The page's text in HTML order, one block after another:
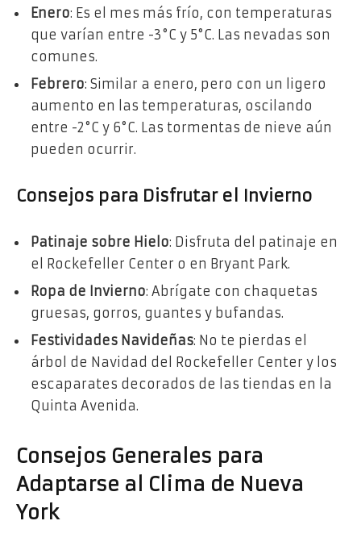
Enero: Es el mes más frío, con temperaturas
que varían entre -3°C y 5°C. Las nevadas son
comunes.
Febrero: Similar a enero, pero con un ligero
aumento en las temperaturas, oscilando
entre -2°C y 6°C. Las tormentas de nieve aún
pueden ocurrir.
Consejos para Disfrutar el Invierno
Patinaje sobre Hielo: Disfruta del patinaje en
el Rockefeller Center o en Bryant Park.
Ropa de Invierno: Abrígate con chaquetas
gruesas, gorros, guantes y bufandas.
Festividades Navideñas: No te pierdas el
árbol de Navidad del Rockefeller Center y los
escaparates decorados de las tiendas en la
Quinta Avenida.
Consejos Generales para
Adaptarse al Clima de Nueva
York